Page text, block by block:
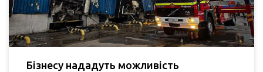
Бізнесу нададуть можливість